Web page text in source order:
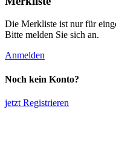
Die Merkliste ist nur für
Bitte melden Sie sich an.
Anmelden
Noch kein Konto?
jetzt Registrieren